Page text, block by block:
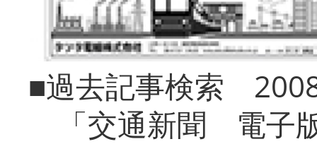
■過去記事検索
「交通新聞 電子